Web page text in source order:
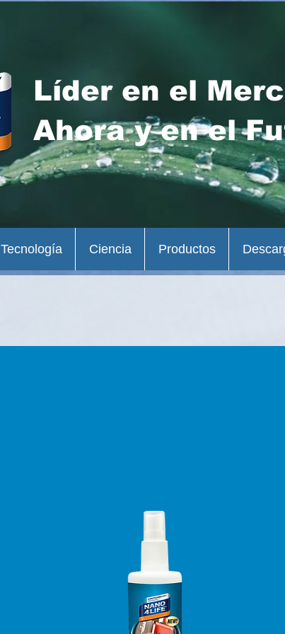
Líder en el
Ahora y en el
Tecnología Ciencia Productos